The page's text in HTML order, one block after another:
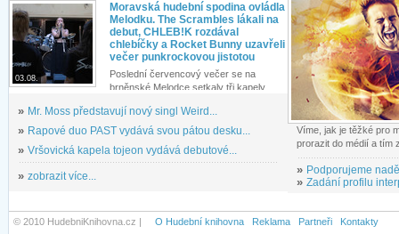
03.08.
Moravská hudební spodina ovládla
Melodku. The Scrambles lákali na
debut, CHLEB!K rozdával
chlebíčky a Rocket Bunny uzavřeli
večer punkrockovou jistotou
Poslední červencový večer se na
brněnské Melodce setkaly tři kapely...
» Mr. Moss představují nový singl Weird...
» Rapové duo PAST vydává svou pátou desku...
» Vršovická kapela tojeon vydává debutové...
» zobrazit více...
Víme, jak je těžké pro
prorazit do médií a tím
» Podporujeme
» Zadání profilu
© 2010 HudebniKnihovna.cz | O Hudební knihovna Reklama Partneři Kontakty